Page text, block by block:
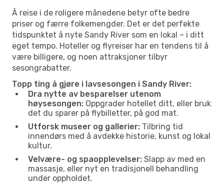
Å reise i de roligere månedene betyr ofte bedre
priser og færre folkemengder. Det er det perfekte
tidspunktet å nyte Sandy River som en lokal – i ditt
eget tempo. Hoteller og flyreiser har en tendens til å
være billigere, og noen attraksjoner tilbyr
sesongrabatter.
Topp ting å gjøre i lavsesongen i Sandy River:
Dra nytte av besparelser utenom
høysesongen: Oppgrader hotellet ditt, eller bruk
det du sparer på flybilletter, på god mat.
Utforsk museer og gallerier: Tilbring tid
innendørs med å avdekke historie, kunst og lokal
kultur.
Velvære- og spaopplevelser: Slapp av med en
massasje, eller nyt en tradisjonell behandling
under oppholdet.